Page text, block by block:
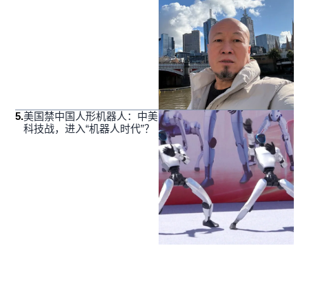
5.美国禁中国人形机器人：中美
科技战，进入“机器人时代”？